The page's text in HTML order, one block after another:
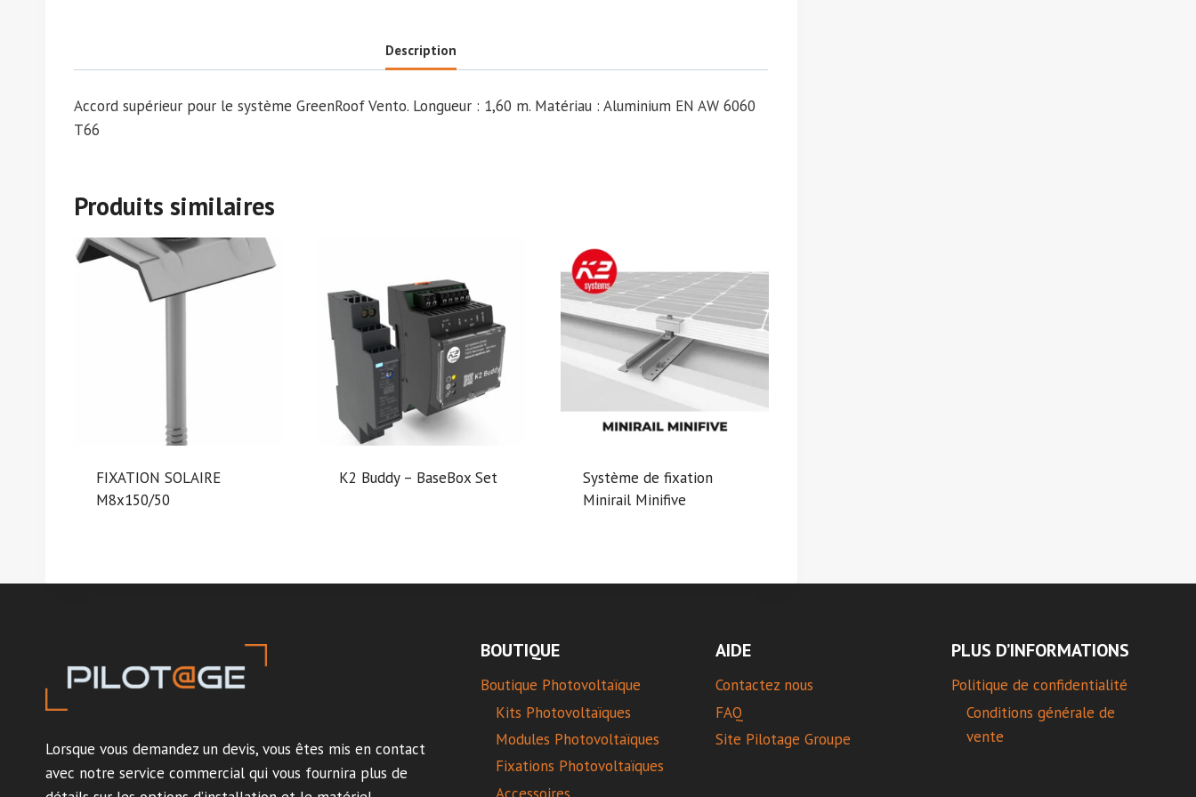
Description
Accord supérieur pour le système GreenRoof Vento. Longueur : 1,60 m. Matériau : Aluminium EN AW 6060
T66
Produits similaires
FIXATION SOLAIRE
M8x150/50
K2 Buddy – BaseBox Set
Système de fixation
Minirail Minifive
Lorsque vous demandez un devis, vous êtes mis en contact
avec notre service commercial qui vous fournira plus de
BOUTIQUE
Boutique Photovoltaïque
Kits Photovoltaïques
Modules Photovoltaïques
Fixations Photovoltaïques
AIDE
Contactez nous
FAQ
Site Pilotage Groupe
PLUS D’INFORMATIONS
Politique de confidentialité
Conditions générale de
vente